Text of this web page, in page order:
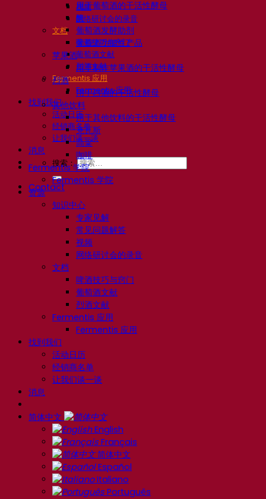
视频
网络研讨会的录音
文档
啤酒技巧与窍门
葡萄酒文献
烈酒文献
Fermentis 应用
Fermentis 应用
找到我们
活动日历
经销商名单
让我们谈一谈
消息
搜索：
Contact
用于葡萄酒的干活性酵母
酶
葡萄酒发酵助剂
葡萄酒功能性产品
苹果酒
用于制作苹果酒的干活性酵母
烈酒
用于烈酒的干活性酵母
其他饮料
用于其他饮料的干活性酵母
克瓦斯
高粱
咖啡
Fermentis 学院
Fermentis 学院
资源
知识中心
专家见解
常见问题解答
视频
网络研讨会的录音
文档
啤酒技巧与窍门
葡萄酒文献
烈酒文献
Fermentis 应用
Fermentis 应用
找到我们
活动日历
经销商名单
让我们谈一谈
消息
简体中文
English
Français
简体中文
Español
Italiano
Português